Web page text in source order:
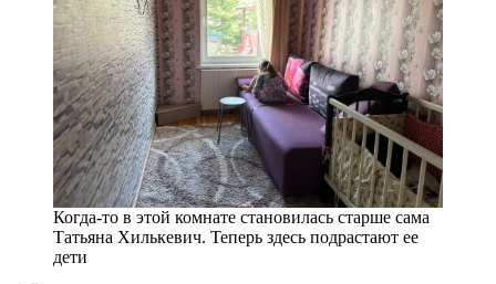
Когда-то в этой комнате становилась старше сама
Татьяна Хилькевич. Теперь здесь подрастают ее
дети